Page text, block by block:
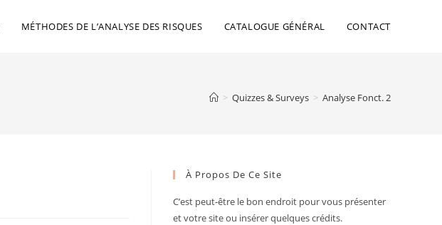
MÉTHODES DE L’ANALYSE DES RISQUES CATALOGUE GÉNÉRAL CONTACT
> Quizzes & Surveys > Analyse Fonct. 2
À Propos De Ce Site
C’est peut-être le bon endroit pour vous présenter
et votre site ou insérer quelques crédits.